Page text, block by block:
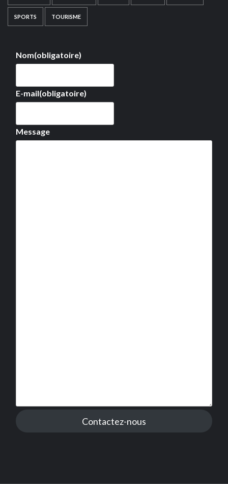
SPORTS TOURISME
Nom(obligatoire)
E-mail(obligatoire)
Message
Contactez-nous